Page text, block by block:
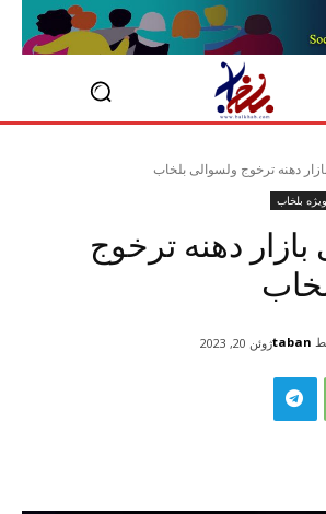
دهنه ترخوج ولسوالی بلخاب
ویژه بلخاب
دهنه ترخوج
tabanژوئن 20, 2023